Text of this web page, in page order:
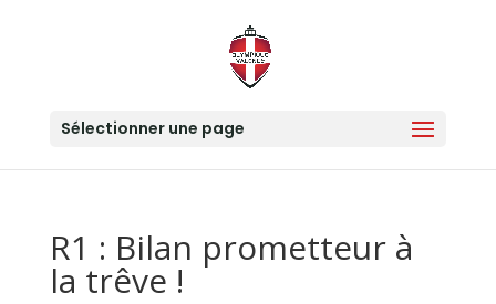
Sélectionner une page
R1 : Bilan prometteur à
la trêve !